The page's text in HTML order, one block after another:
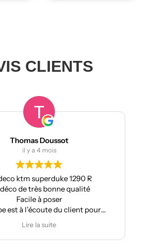
CLIENTS
Thomas Doussot
il y a 4 mois
ktm superduke 1290 R
de très bonne qualité
Facile à poser
est à l’écoute du client pour
Lire la suite